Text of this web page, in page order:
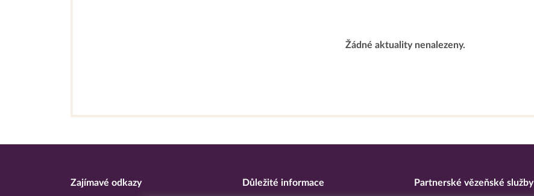
Žádné aktuality nenalezeny.
Zajímavé odkazy Důležité informace Partnerské vězeňské služby